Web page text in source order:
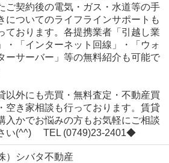
ご契約後の電気・ガス・水道等の手
についてのライフラインサポートも
ております。各提携業者「引越し業
・「インターネット回線」・「ウォ
ーサーバー」等の無料紹介も可能で
以外にも売買・無料査定・不動産買
空き家相談も行っております。賃貸
入かでお悩みの方もお気軽にご相談
い(^^) TEL (0749)23-2401◆
）シバタ不動産